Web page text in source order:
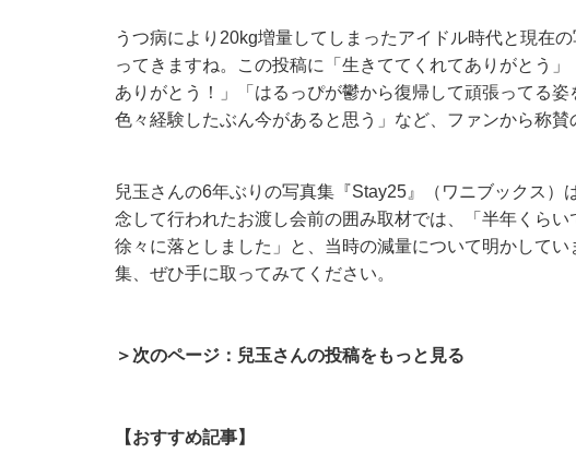
うつ病により20kg増量してしまったアイドル時代と現在
ってきますね。この投稿に「生きててくれてありがとう
ありがとう！」「はるっぴが鬱から復帰して頑張ってる姿
色々経験したぶん今があると思う」など、ファンから称賛
兒玉さんの6年ぶりの写真集『Stay25』（ワニブックス
念して行われたお渡し会前の囲み取材では、「半年くら
徐々に落としました」と、当時の減量について明かして
集、ぜひ手に取ってみてください。
＞次のページ：兒玉さんの投稿をもっと見る
【おすすめ記事】